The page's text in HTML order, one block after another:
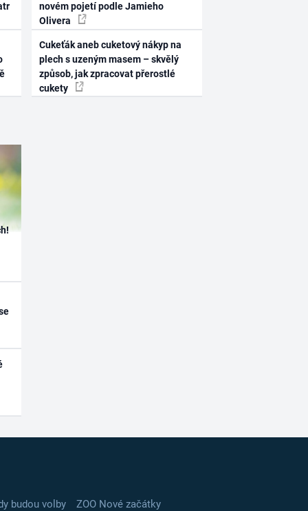
novém pojetí podle Jamieho
Olivera
Cukeťák aneb cuketový nákyp na
plech s uzeným masem – skvělý
způsob, jak zpracovat přerostlé
cukety
budou volby
ZOO Nové začátky